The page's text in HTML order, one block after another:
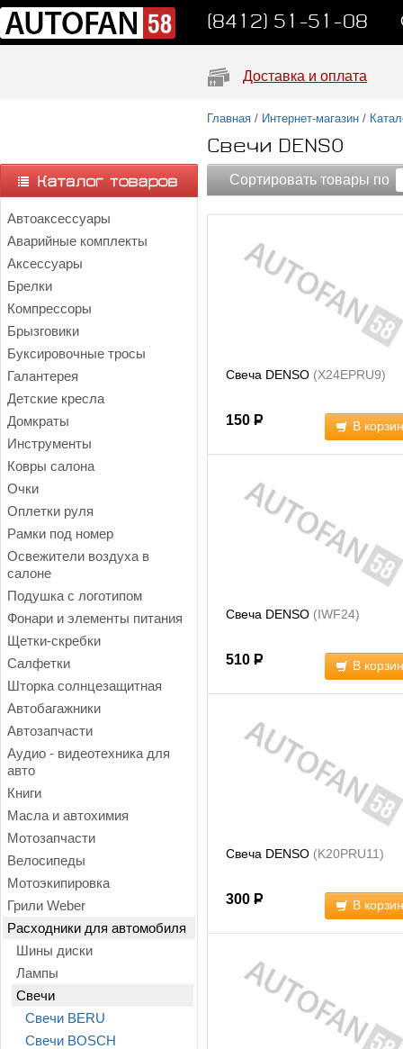
(8412) 51-51-08
Доставка и оплата
Автоаксессуары
Аварийные комплекты
Аксессуары
Брелки
Компрессоры
Брызговики
Буксировочные тросы
Галантерея
Детские кресла
Домкраты
Инструменты
Ковры салона
Очки
Оплетки руля
Рамки под номер
Освежители воздуха в
салоне
Подушка с логотипом
Фонари и элементы питания
Щетки-скребки
Салфетки
Шторка солнцезащитная
Автобагажники
Автозапчасти
Аудио - видеотехника для
авто
Книги
Масла и автохимия
Мотозапчасти
Велосипеды
Мотоэкипировка
Грили Weber
Расходники для автомобиля
Шины диски
Лампы
Свечи
Свечи BERU
Свечи BOSCH
Главная / Интернет-магазин /
Свечи DENSO
Сортировать товары по
Свеча DENSO (X24EPRU9)
150 Р В
Свеча DENSO (IWF24)
510 Р В
Свеча DENSO (K20PRU11)
300 Р В